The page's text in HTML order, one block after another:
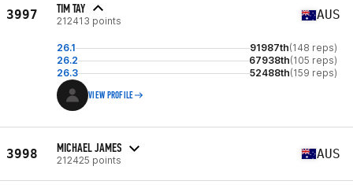
3997 TIM TAY
212413 points AUS
26.1 91987th(148 reps)
26.2
67938th(105 reps)
26.3
52488th(159 reps)
VIEW PROFILE
3998 MICHAEL JAMES
212425 points AUS